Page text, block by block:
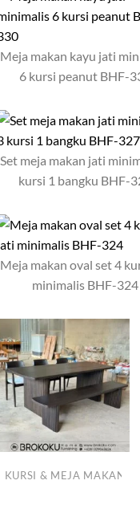
Meja makan kayu jati
6 kursi peanut BHF-
Set meja makan jati
kursi 1 bangku BHF-
Meja makan oval set 4
minimalis BHF-324
KURSI & MEJA MAKAN